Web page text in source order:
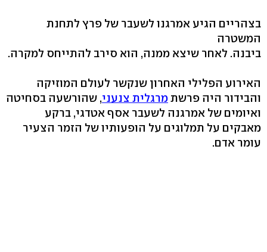
בצהריים הגיע אמרגנו לשעבר של פרץ לתחנת
המשטרה
ביבנה. לאחר שיצא ממנה, הוא סירב להתייחס למקרה.
האירוע הפלילי האחרון שנקשר לעולם המוזיקה
והבידור היה פרשתמרגלית צנעני, שהורשעה בסחיטה
ואיומים של אמרגנה לשעבר אסף אטדגי, ברקע
מאבקים על תמלוגים על הופעותיו של הזמר הצעיר
עומר אדם.